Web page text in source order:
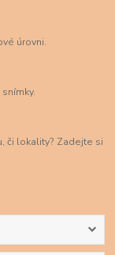
úrovni.
či lokality? Zadejte si